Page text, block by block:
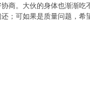
。大伙的身体也渐渐吃
；可如果是质量问题，希